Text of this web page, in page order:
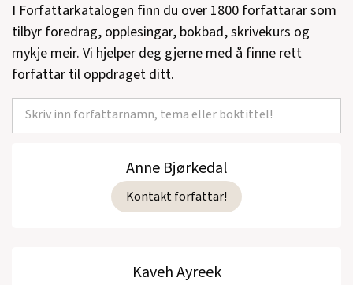
I Forfattarkatalogen finn du over 1800 forfattarar som
tilbyr foredrag, opplesingar, bokbad, skrivekurs og
mykje meir. Vi hjelper deg gjerne med å finne rett
forfattar til oppdraget ditt.
Anne Bjørkedal
Kontakt forfattar!
Kaveh Ayreek